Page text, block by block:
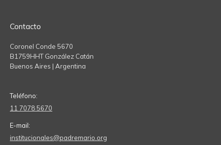
Contacto
Coronel Conde 5670
B1759HHT González Catán
Buenos Aires | Argentina
Teléfono:
11 7078 5670
E-mail:
institucionales@padremario.org